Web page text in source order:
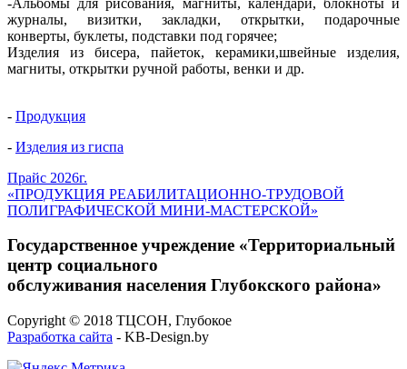
журналы, визитки, закладки, открытки, подарочные
конверты, буклеты, подставки под горячее;
Изделия из бисера, пайеток, керамики,швейные изделия,
магниты, открытки ручной работы, венки и др.
- Продукция
- Изделия из гиспа
Прайс 2026г.
«ПРОДУКЦИЯ РЕАБИЛИТАЦИОННО-ТРУДОВОЙ
ПОЛИГРАФИЧЕСКОЙ МИНИ-МАСТЕРСКОЙ»
Государственное учреждение «Территориальный
центр социального
обслуживания населения Глубокского района»
Copyright © 2018 ТЦСОН, Глубокое
Разработка сайта - KB-Design.by